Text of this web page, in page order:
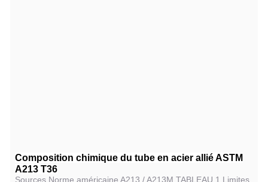
Composition chimique du tube en acier allié ASTM
A213 T36
Sources Norme américaine A213 / A213M TABLEAU 1 Limites